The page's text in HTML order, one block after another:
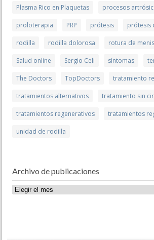
Plasma Rico en Plaquetas procesos
proloterapia PRP prótesis prótesis
rodilla rodilla dolorosa rotura de
Salud online Sergio Celi síntomas
The Doctors TopDoctors tratamiento
tratamientos alternativos tratamiento sin
tratamientos regenerativos tratamientos
unidad de rodilla
Archivo de publicaciones
Archivo